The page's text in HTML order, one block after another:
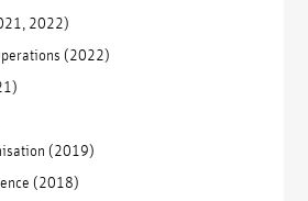
2022)
(2022)
(2019)
(2018)